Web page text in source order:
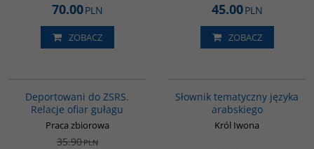
70.00PLN
ZOBACZ
45.00PLN
ZOBACZ
Deportowani do ZSRS.
Relacje ofiar gułagu
Praca zbiorowa
35.90PLN
Słownik tematyczny języka
arabskiego
Król Iwona